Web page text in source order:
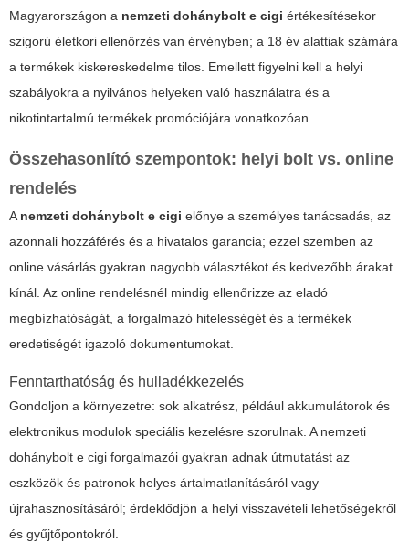
Magyarországon a nemzeti dohánybolt e cigi értékesítésekor
szigorú életkori ellenőrzés van érvényben; a 18 év alattiak számára
a termékek kiskereskedelme tilos. Emellett figyelni kell a helyi
szabályokra a nyilvános helyeken való használatra és a
nikotintartalmú termékek promóciójára vonatkozóan.
Összehasonlító szempontok: helyi bolt vs. online
rendelés
Anemzeti dohánybolt e cigi előnye a személyes tanácsadás, az
azonnali hozzáférés és a hivatalos garancia; ezzel szemben az
online vásárlás gyakran nagyobb választékot és kedvezőbb árakat
kínál. Az online rendelésnél mindig ellenőrizze az eladó
megbízhatóságát, a forgalmazó hitelességét és a termékek
eredetiségét igazoló dokumentumokat.
Fenntarthatóság és hulladékkezelés
Gondoljon a környezetre: sok alkatrész, például akkumulátorok és
elektronikus modulok speciális kezelésre szorulnak. A nemzeti
dohánybolt e cigi forgalmazói gyakran adnak útmutatást az
eszközök és patronok helyes ártalmatlanításáról vagy
újrahasznosításáról; érdeklődjön a helyi visszavételi lehetőségekről
és gyűjtőpontokról.